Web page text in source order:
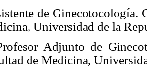
de Ginecotocología.
Universidad de la
Adjunto de
de Medicina,